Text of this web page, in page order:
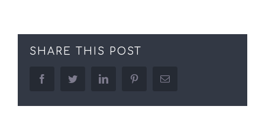
SHARE THIS POST
facebooktwitter linkedin pinterestEmail